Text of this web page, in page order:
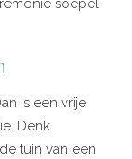
soepel
is een vrije
Denk
tuin van een